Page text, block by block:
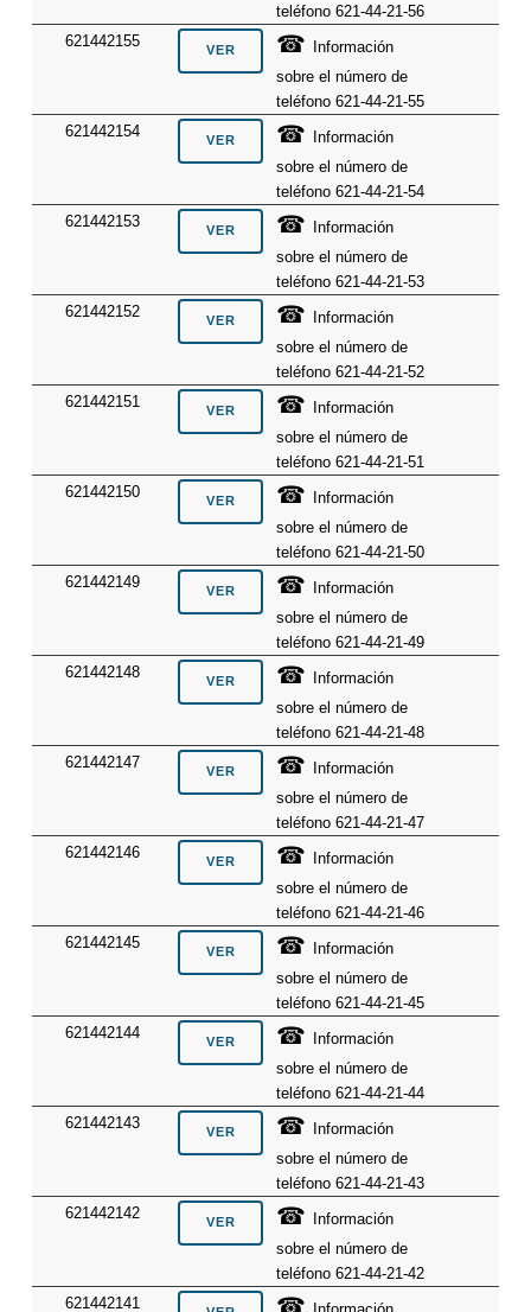
teléfono 621-44-21-56
621442155
☎
Información
sobre el número de
teléfono 621-44-21-55
621442154
☎
Información
sobre el número de
teléfono 621-44-21-54
621442153
☎
Información
sobre el número de
teléfono 621-44-21-53
621442152
☎
Información
sobre el número de
teléfono 621-44-21-52
621442151
☎
Información
sobre el número de
teléfono 621-44-21-51
621442150
☎
Información
sobre el número de
teléfono 621-44-21-50
621442149
☎
Información
sobre el número de
teléfono 621-44-21-49
621442148
☎
Información
sobre el número de
teléfono 621-44-21-48
621442147
☎
Información
sobre el número de
teléfono 621-44-21-47
621442146
☎
Información
sobre el número de
teléfono 621-44-21-46
621442145
☎
Información
sobre el número de
teléfono 621-44-21-45
621442144
☎
Información
sobre el número de
teléfono 621-44-21-44
621442143
☎
Información
sobre el número de
teléfono 621-44-21-43
621442142
☎
Información
sobre el número de
teléfono 621-44-21-42
621442141
☎